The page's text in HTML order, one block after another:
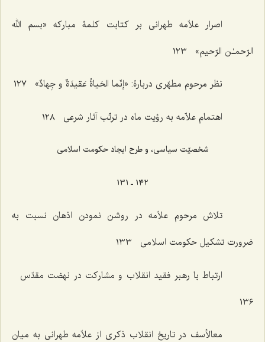
اصرار علاّمه طهرانی بر کتابت کلمۀ مبارکه «بسم الله
الرّحمـٰن الرّحیم» ١٢٣
نظر مرحوم مطهّری دربارۀ: «إنّما الحَیاةُ عَقیدَةٌ و جِهادٌ» ١٢٧
اهتمام علاّمه به رؤیت ماه در ترتّب آثار شرعی ١٢٨
شخصیّت سیاسی، و طرح ایجاد حکومت اسلامی
١٤٢ ـ ١٣١
تلاش مرحوم علاّمه در روشن نمودن اذهان نسبت به
ضرورت تشکیل حکومت اسلامی ١٣٣
ارتباط با رهبر فقید انقلاب و مشارکت در نهضت مقدّس
١٣٦
معالأسف در تاریخ انقلاب ذکری از علاّمه طهرانی به میان